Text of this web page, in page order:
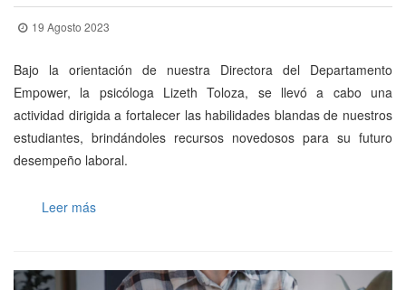
19 Agosto 2023
Bajo la orientación de nuestra Directora del Departamento
Empower, la psicóloga Lizeth Toloza, se llevó a cabo una
actividad dirigida a fortalecer las habilidades blandas de nuestros
estudiantes, brindándoles recursos novedosos para su futuro
desempeño laboral.
Leer más